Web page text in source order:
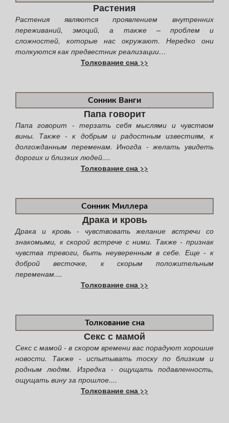
Растения
Растения являются проявлением внутренних
переживаний, эмоций, а также – проблем и
сложностей, которые нас окружают. Нередко они
толкуются как предвестник реализации…
Толкование сна >>
Сонник Ванги
Папа говорит
Папа говорит - терзать себя мыслями и чувством
вины. Также - к добрым и радостным известиям, к
долгожданным переменам. Иногда - желать увидеть
дорогих и близких людей....
Толкование сна >>
Сонник Миллера
Драка и кровь
Драка и кровь - чувствовать желание встречи со
знакомыми, к скорой встрече с ними. Также - признак
чувства тревоги, быть неуверенным в себе. Еще - к
доброй весточке, к скорым положительным
переменам....
Толкование сна >>
Толкование сна
Секс с мамой
Секс с мамой - в скором времени вас порадуют хорошие
новости. Также - испытывать тоску по близким и
родным людям. Изредка - ощущать подавленность,
ощущать вину за прошлое....
Толкование сна >>